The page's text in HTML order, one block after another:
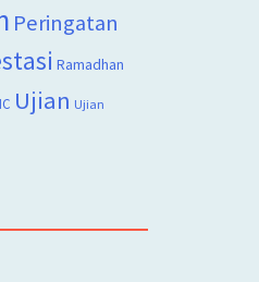
Peringatan
Ramadhan
Ujian Ujian